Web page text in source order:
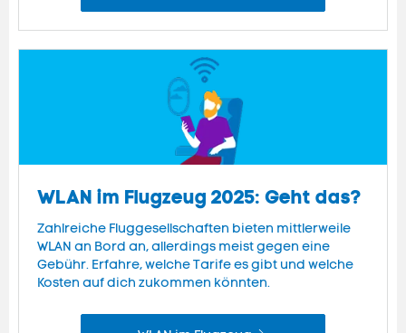
WLAN im Flugzeug 2025: Geht das?
Zahlreiche Fluggesellschaften bieten mittlerweile
WLAN an Bord an, allerdings meist gegen eine
Gebühr. Erfahre, welche Tarife es gibt und welche
Kosten auf dich zukommen könnten.